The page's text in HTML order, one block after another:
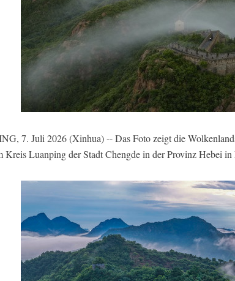
7. Juli 2026 (Xinhua) -- Das Foto zeigt die
Kreis Luanping der Stadt Chengde in der Provinz Hebei